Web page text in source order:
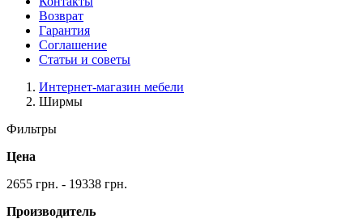
Возврат
Гарантия
Соглашение
Статьи и советы
Интернет-магазин мебели
Ширмы
Фильтры
Цена
2655 грн. - 19338 грн.
Производитель